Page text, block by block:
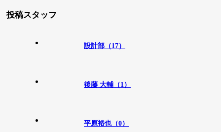
投稿スタッフ
設計部（17）
後藤 大輔（1）
平原裕也（0）